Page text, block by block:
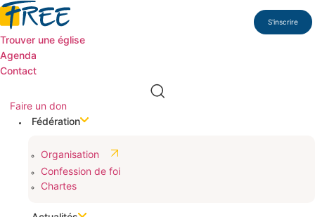
Aller
au
contenu
Trouver une église
Agenda
Contact
Faire un don
Fédération
Organisation
Confession de foi
Chartes
S'inscrire